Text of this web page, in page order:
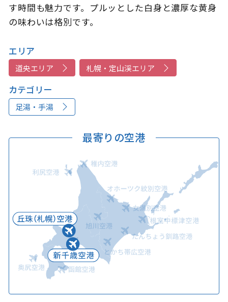
す時間も魅力です。プルッとした白身と濃厚な黄身
の味わいは格別です。
エリア
道央エリア 札幌・定山渓エリア
カテゴリー
足湯・手湯
最寄りの空港